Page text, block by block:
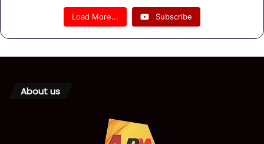
Load More... Subscribe
About us